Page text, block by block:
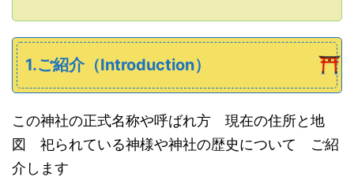
1.ご紹介（Introduction）
この神社の正式名称や呼ばれ方 現在の住所と地
図 祀られている神様や神社の歴史について ご紹
介します